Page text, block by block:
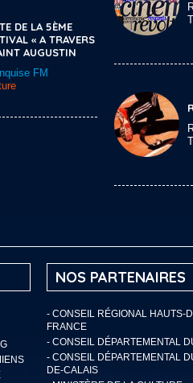
DE LA 5ÈME
« A TRAVERS
AUGUSTIN
FM
NOS PARTENAIRES
- CONSEIL RÉGIONAL HAUTS-
FRANCE
- CONSEIL DÉPARTEMENTAL
- CONSEIL DÉPARTEMENTAL
DE-CALAIS